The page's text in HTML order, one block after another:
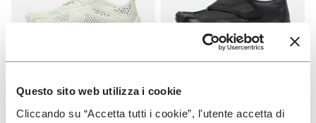
Questo sito web utilizza i cookie
Cliccando su “Accetta tutti i cookie”, l'utente accetta di
HOMME
V-Run
HOMME
Trailope